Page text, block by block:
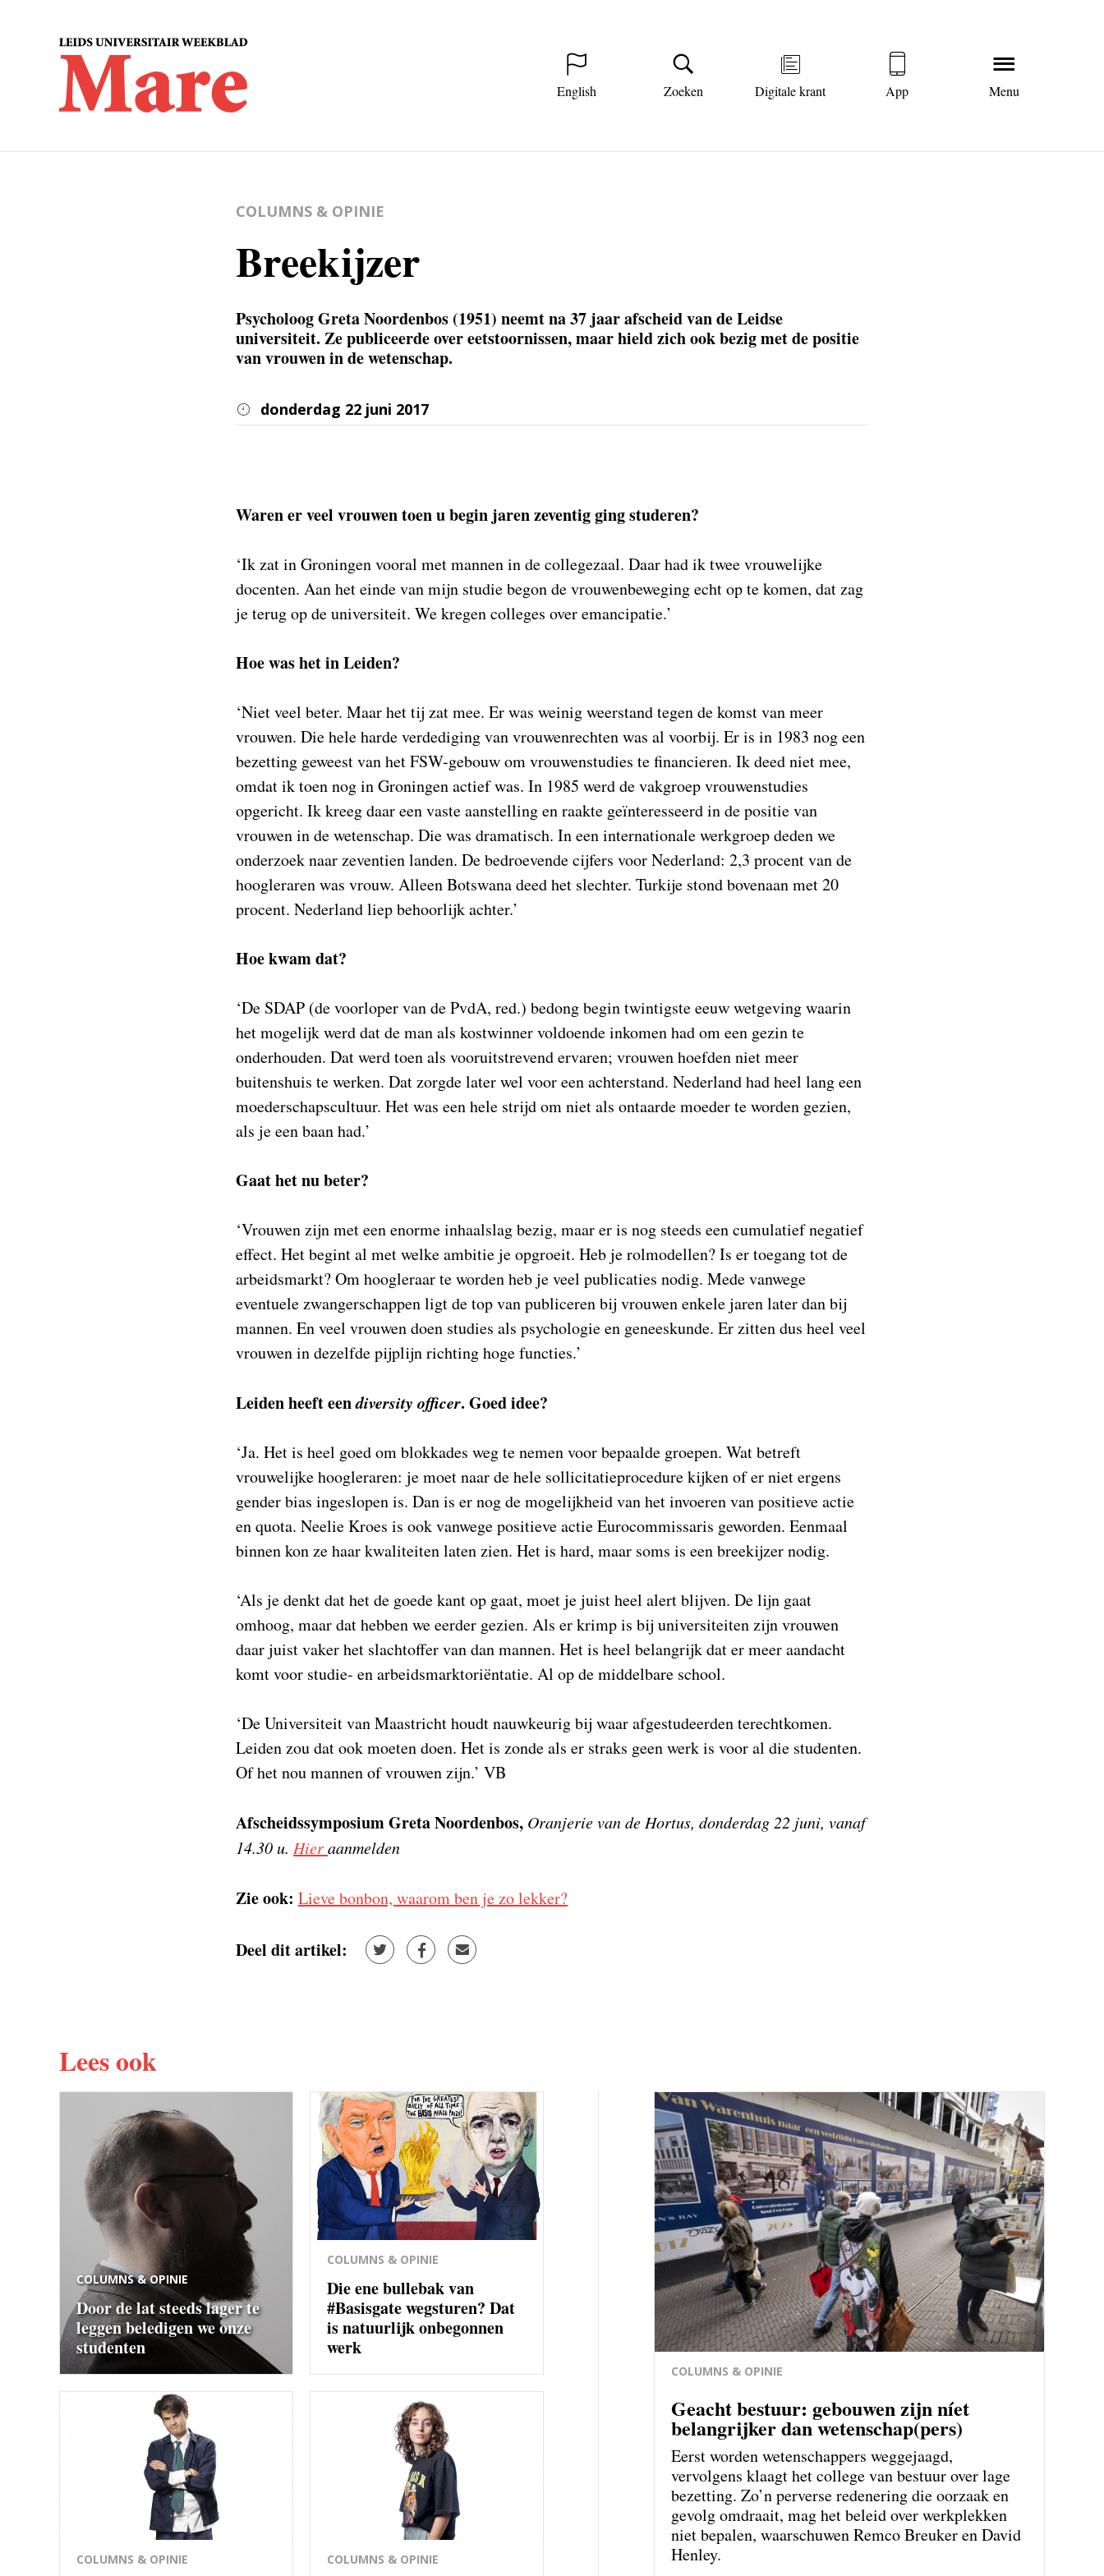
English Zoeken Digitale krant App Menu
COLUMNS & OPINIE
Breekijzer
Psycholoog Greta Noordenbos (1951) neemt na 37 jaar afscheid van de Leidse
universiteit. Ze publiceerde over eetstoornissen, maar hield zich ook bezig met de positie
van vrouwen in de wetenschap.
donderdag 22 juni 2017
Waren er veel vrouwen toen u begin jaren zeventig ging studeren?
‘Ik zat in Groningen vooral met mannen in de collegezaal. Daar had ik twee vrouwelijke
docenten. Aan het einde van mijn studie begon de vrouwenbeweging echt op te komen, dat zag
je terug op de universiteit. We kregen colleges over emancipatie.’
Hoe was het in Leiden?
‘Niet veel beter. Maar het tij zat mee. Er was weinig weerstand tegen de komst van meer
vrouwen. Die hele harde verdediging van vrouwenrechten was al voorbij. Er is in 1983 nog een
bezetting geweest van het FSW-gebouw om vrouwenstudies te financieren. Ik deed niet mee,
omdat ik toen nog in Groningen actief was. In 1985 werd de vakgroep vrouwenstudies
opgericht. Ik kreeg daar een vaste aanstelling en raakte geïnteresseerd in de positie van
vrouwen in de wetenschap. Die was dramatisch. In een internationale werkgroep deden we
onderzoek naar zeventien landen. De bedroevende cijfers voor Nederland: 2,3 procent van de
hoogleraren was vrouw. Alleen Botswana deed het slechter. Turkije stond bovenaan met 20
procent. Nederland liep behoorlijk achter.’
Hoe kwam dat?
‘De SDAP (de voorloper van de PvdA, red.) bedong begin twintigste eeuw wetgeving waarin
het mogelijk werd dat de man als kostwinner voldoende inkomen had om een gezin te
onderhouden. Dat werd toen als vooruitstrevend ervaren; vrouwen hoefden niet meer
buitenshuis te werken. Dat zorgde later wel voor een achterstand. Nederland had heel lang een
moederschapscultuur. Het was een hele strijd om niet als ontaarde moeder te worden gezien,
als je een baan had.’
Gaat het nu beter?
‘Vrouwen zijn met een enorme inhaalslag bezig, maar er is nog steeds een cumulatief negatief
effect. Het begint al met welke ambitie je opgroeit. Heb je rolmodellen? Is er toegang tot de
arbeidsmarkt? Om hoogleraar te worden heb je veel publicaties nodig. Mede vanwege
eventuele zwangerschappen ligt de top van publiceren bij vrouwen enkele jaren later dan bij
mannen. En veel vrouwen doen studies als psychologie en geneeskunde. Er zitten dus heel veel
vrouwen in dezelfde pijplijn richting hoge functies.’
Leiden heeft eendiversity officer. Goed idee?
‘Ja. Het is heel goed om blokkades weg te nemen voor bepaalde groepen. Wat betreft
vrouwelijke hoogleraren: je moet naar de hele sollicitatieprocedure kijken of er niet ergens
gender bias ingeslopen is. Dan is er nog de mogelijkheid van het invoeren van positieve actie
en quota. Neelie Kroes is ook vanwege positieve actie Eurocommissaris geworden. Eenmaal
binnen kon ze haar kwaliteiten laten zien. Het is hard, maar soms is een breekijzer nodig.
‘Als je denkt dat het de goede kant op gaat, moet je juist heel alert blijven. De lijn gaat
omhoog, maar dat hebben we eerder gezien. Als er krimp is bij universiteiten zijn vrouwen
daar juist vaker het slachtoffer van dan mannen. Het is heel belangrijk dat er meer aandacht
komt voor studie- en arbeidsmarktoriëntatie. Al op de middelbare school.
‘De Universiteit van Maastricht houdt nauwkeurig bij waar afgestudeerden terechtkomen.
Leiden zou dat ook moeten doen. Het is zonde als er straks geen werk is voor al die studenten.
Of het nou mannen of vrouwen zijn.’ VB
Afscheidssymposium Greta Noordenbos, Oranjerie van de Hortus, donderdag 22 juni, vanaf
14.30 u. Hieraanmelden
Zie ook: Lieve bonbon, waarom ben je zo lekker?
Deel dit artikel:
Lees ook
COLUMNS & OPINIE
Geacht bestuur: gebouwen zijn níet
belangrijker dan wetenschap(pers)
Eerst worden wetenschappers weg­gejaagd,
vervolgens klaagt het college van bestuur over lage
bezetting. Zo’n perverse redenering die oorzaak en
gevolg omdraait, mag het beleid over werkplekken
niet bepalen, waarschuwen Remco Breuker en David
Henley.
COLUMNS & OPINIE
Door de lat steeds lager te
leggen beledigen we onze
studenten
COLUMNS & OPINIE
Die ene bullebak van
#Basisgate wegsturen? Dat
is natuurlijk onbegonnen
werk
COLUMNS & OPINIE COLUMNS & OPINIE